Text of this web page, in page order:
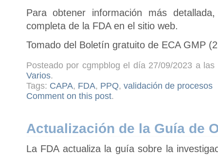
Para obtener información más
completa de la FDA en el sitio web.
Tomado del Boletín gratuito de ECA GMP
Posteado por cgmpblog el día 27/09/2023 a
Varios.
Tags: CAPA, FDA, PPQ, validación de procesos
Comment on this post.
Actualización de la Guía de
La FDA actualiza la guía sobre la